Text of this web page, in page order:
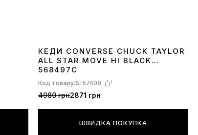
КЕДИ CONVERSE CHUCK TAYLOR
ALL STAR MOVE HI BLACK
568497C
Код товару:S-57408
4980 грн2871 грн
ШВИДКА ПОКУПКА